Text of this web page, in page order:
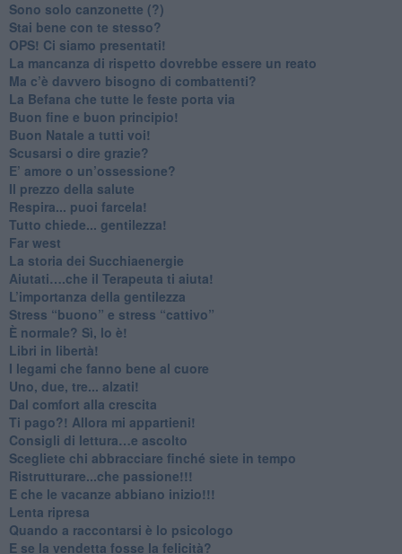
Sono solo canzonette (?)
​Stai bene con te stesso?
​OPS! Ci siamo presentati!
​La mancanza di rispetto dovrebbe essere un reato
​Ma c’è davvero bisogno di combattenti?
​La Befana che tutte le feste porta via
Buon fine e buon principio!
​Buon Natale a tutti voi!
​Scusarsi o dire grazie?
​E’ amore o un’ossessione?
​Il prezzo della salute
​Respira... puoi farcela!
​Tutto chiede... gentilezza!
​Far west
​La storia dei Succhiaenergie
​Aiutati….che il Terapeuta ti aiuta!
​L’importanza della gentilezza
​Stress “buono” e stress “cattivo”
​È normale? Sì, lo è!
​Libri in libertà!
​I legami che fanno bene al cuore
Uno, due, tre... alzati!​
​Dal comfort alla crescita
​Ti pago?! Allora mi appartieni!​
​Consigli di lettura…e ascolto
​Scegliete chi abbracciare finché siete in tempo
​Ristrutturare...che passione!!!
​E che le vacanze abbiano inizio!!!
​Lenta ripresa
​Quando a raccontarsi è lo psicologo
​E se la vendetta fosse la felicità?